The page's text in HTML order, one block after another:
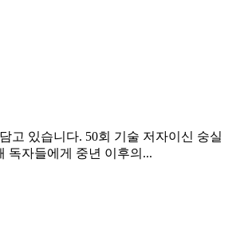
고 있습니다. 50회 기술 저자이신 숭실
독자들에게 중년 이후의...